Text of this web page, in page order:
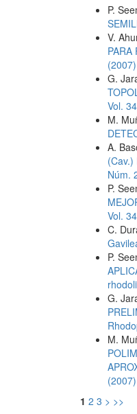
P.
V.
PARA
(2007)
G.
Vol.
M.
A.
(Cav.)
Núm.
P.
Vol.
C.
P.
G.
M.
(2007)
1 2 3 > >>